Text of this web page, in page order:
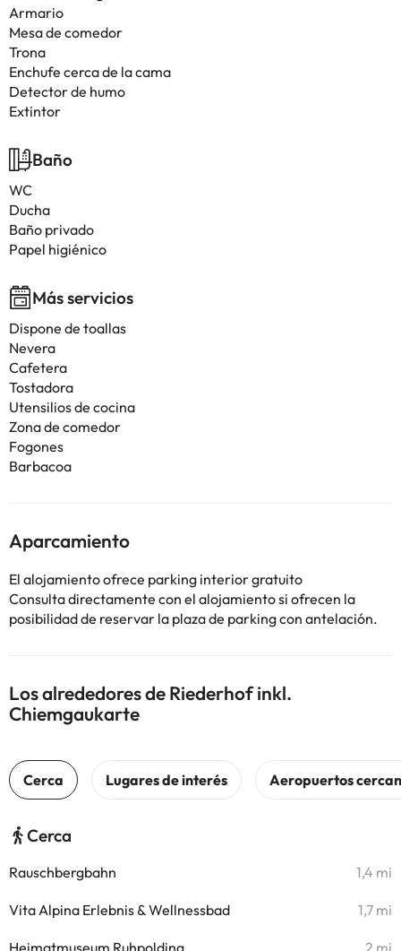
Armario
Mesa de comedor
Trona
Enchufe cerca de la cama
Detector de humo
Extintor
Baño
WC
Ducha
Baño privado
Papel higiénico
Más servicios
Dispone de toallas
Nevera
Cafetera
Tostadora
Utensilios de cocina
Zona de comedor
Fogones
Barbacoa
Aparcamiento
El alojamiento ofrece parking interior gratuito
Consulta directamente con el alojamiento si ofrecen la
posibilidad de reservar la plaza de parking con antelación.
Los alrededores de Riederhof inkl.
Chiemgaukarte
Cerca
Rauschbergbahn 1,4 mi
Vita Alpina Erlebnis & Wellnessbad 1,7 mi
Heimatmuseum Ruhpolding 2 mi